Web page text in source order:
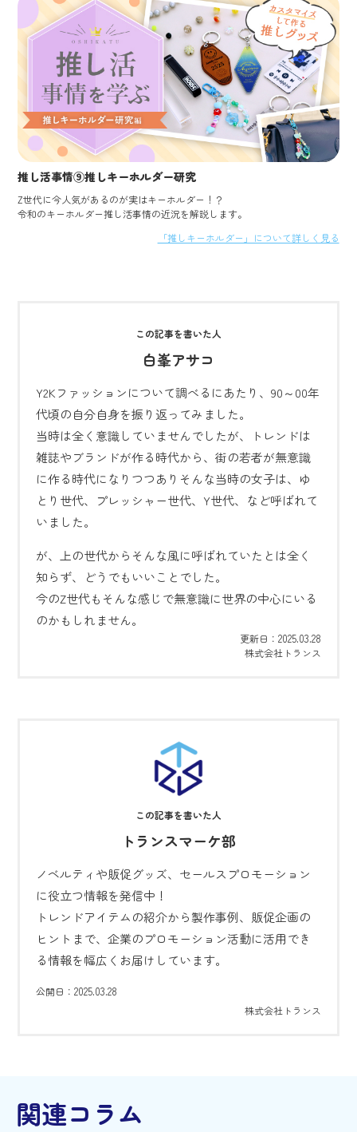
推し活事情⑨推しキーホルダー研究
Z世代に今人気があるのが実はキーホルダー！？
令和のキーホルダー推し活事情の近況を解説します。
「推しキーホルダー」について詳しく見る
白峯アサコ
Y2Kファッションについて調べるにあたり、90～00年
代頃の自分自身を振り返ってみました。
当時は全く意識していませんでしたが、トレンドは
雑誌やブランドが作る時代から、街の若者が無意識
に作る時代になりつつありそんな当時の女子は、ゆ
とり世代、プレッシャー世代、Y世代、など呼ばれて
いました。
が、上の世代からそんな風に呼ばれていたとは全く
知らず、どうでもいいことでした。
今のZ世代もそんな感じで無意識に世界の中心にいる
のかもしれません。
更新日： 2025.03.28
株式会社トランス
トランスマーケ部
ノベルティや販促グッズ、セールスプロモーション
に役立つ情報を発信中！
トレンドアイテムの紹介から製作事例、販促企画の
ヒントまで、企業のプロモーション活動に活用でき
る情報を幅広くお届けしています。
公開日：2025.03.28
株式会社トランス
関連コラム